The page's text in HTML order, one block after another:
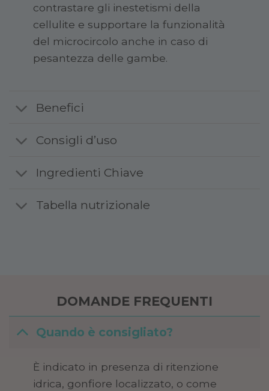
contrastare gli inestetismi della
cellulite e supportare la funzionalità
del microcircolo anche in caso di
pesantezza delle gambe.
Benefici
Consigli d’uso
Ingredienti Chiave
Tabella nutrizionale
DOMANDE FREQUENTI
Quando è consigliato?
È indicato in presenza di ritenzione
idrica, gonfiore localizzato, o come